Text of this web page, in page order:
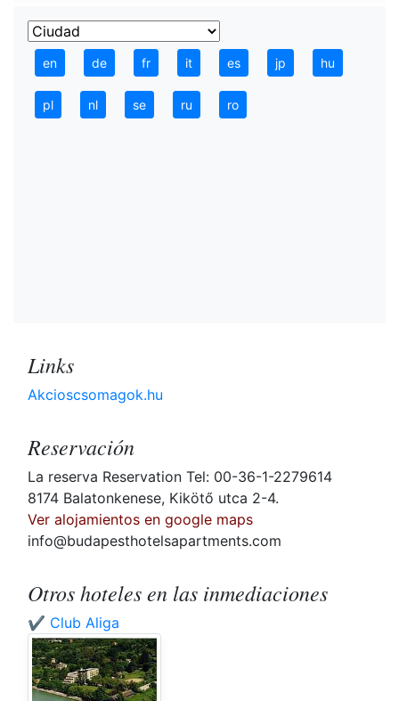
en de fr it es jp hu
pl nl se ru ro
Links
Akcioscsomagok.hu
Reservación
La reserva Reservation Tel: 00-36-1-2279614
8174 Balatonkenese, Kikötő utca 2-4.
Ver alojamientos en google maps
info@budapesthotelsapartments.com
Otros hoteles en las inmediaciones
✔️ Club Aliga